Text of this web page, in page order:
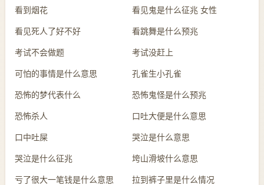
看到烟花 看见鬼是什么征兆 女性
看见死人了好不好 看跳舞是什么预兆
考试不会做题 考试没赶上
可怕的事情是什么意思 孔雀生小孔雀
恐怖的梦代表什么 恐怖鬼怪是什么预兆
恐怖杀人 口吐大便是什么意思
口中吐屎 哭泣是什么意思
哭泣是什么征兆 垮山滑坡什么意思
亏了很大一笔钱是什么意思 拉到裤子里是什么情况